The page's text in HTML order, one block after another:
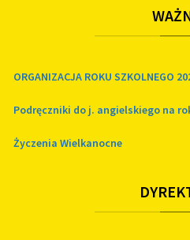
ORGANIZACJA ROKU SZKOLNEGO
Podręczniki do j. angielskiego na
Życzenia Wielkanocne